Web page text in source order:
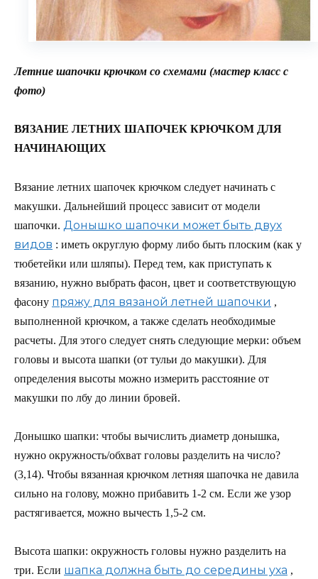
Летние шапочки крючком со схемами (мастер класс с
фото)
ВЯЗАНИЕ ЛЕТНИХ ШАПОЧЕК КРЮЧКОМ ДЛЯ
НАЧИНАЮЩИХ
Вязание летних шапочек крючком следует начинать с
макушки. Дальнейший процесс зависит от модели
шапочки. Донышко шапочки может быть двух
видов : иметь округлую форму либо быть плоским (как у
тюбетейки или шляпы). Перед тем, как приступать к
вязанию, нужно выбрать фасон, цвет и соответствующую
фасону пряжу для вязаной летней шапочки ,
выполненной крючком, а также сделать необходимые
расчеты. Для этого следует снять следующие мерки: объем
головы и высота шапки (от тульи до макушки). Для
определения высоты можно измерить расстояние от
макушки по лбу до линии бровей.
Донышко шапки: чтобы вычислить диаметр донышка,
нужно окружность/обхват головы разделить на число?
(3,14). Чтобы вязанная крючком летняя шапочка не давила
сильно на голову, можно прибавить 1-2 см. Если же узор
растягивается, можно вычесть 1,5-2 см.
Высота шапки: окружность головы нужно разделить на
три. Если шапка должна быть до середины уха ,